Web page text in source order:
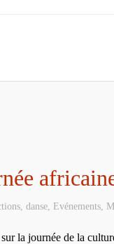
danse Evénements
la journée de la